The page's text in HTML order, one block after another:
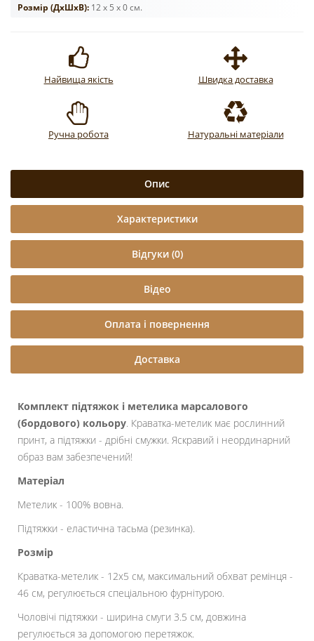
Розмір (ДxШxВ): 12 x 5 x 0 см.
Найвища якість Швидка доставка
Ручна робота Натуральні матеріали
Опис
Характеристики
Відгуки (0)
Відео
Оплата і повернення
Доставка
Комплект підтяжок і метелика марсалового
(бордового) кольору. Краватка-метелик має рослинний
принт, а підтяжки - дрібні смужки. Яскравий і неординарний
образ вам забезпечений!
Матеріал
Метелик - 100% вовна.
Підтяжки - еластична тасьма (резинка).
Розмір
Краватка-метелик - 12х5 см, максимальний обхват ремінця -
46 см, регулюється спеціальною фурнітурою.
Чоловічі підтяжки - ширина смуги 3.5 см, довжина
регулюється за допомогою перетяжок.